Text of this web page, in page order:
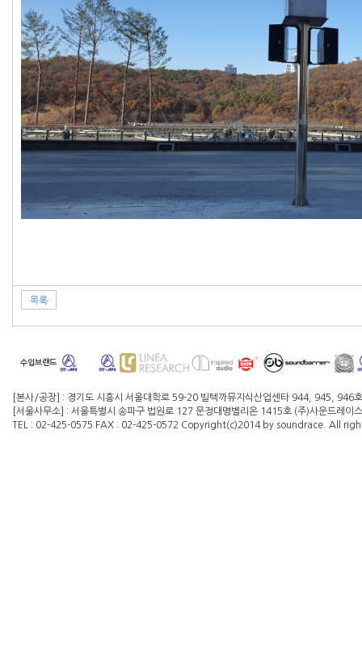
목록
수입브랜드
[본사/공장] : 경기도 시흥시 서울대학로 59-20 빌텍까뮤지식산업센타 944, 945, 946호
[서울사무소] : 서울특별시 송파구 법원로 127 문정대명벨리온 1415호 (주)사운드레
TEL : 02-425-0575 FAX : 02-425-0572 Copyright(c)2014 by soundrace. All